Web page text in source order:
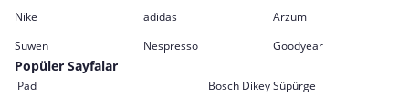
Nike adidas
Arzum
Suwen
Nespresso Goodyear
Popüler Sayfalar
iPad
Bosch Dikey Süpürge